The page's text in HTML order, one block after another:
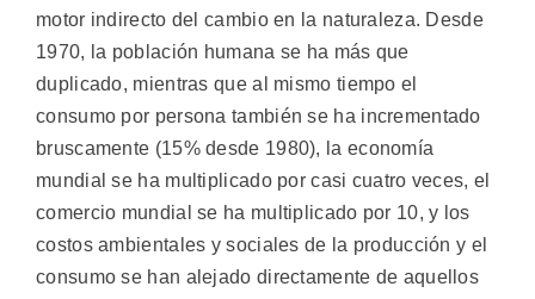
motor indirecto del cambio en la naturaleza. Desde
1970, la población humana se ha más que
duplicado, mientras que al mismo tiempo el
consumo por persona también se ha incrementado
bruscamente (15% desde 1980), la economía
mundial se ha multiplicado por casi cuatro veces, el
comercio mundial se ha multiplicado por 10, y los
costos ambientales y sociales de la producción y el
consumo se han alejado directamente de aquellos